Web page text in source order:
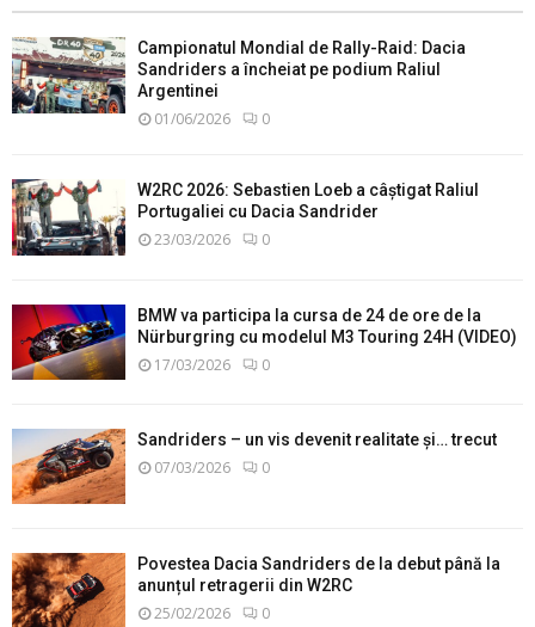
Campionatul Mondial de Rally-Raid: Dacia
Sandriders a încheiat pe podium Raliul
Argentinei
01/06/2026 0
W2RC 2026: Sebastien Loeb a câștigat Raliul
Portugaliei cu Dacia Sandrider
23/03/2026 0
BMW va participa la cursa de 24 de ore de la
Nürburgring cu modelul M3 Touring 24H (VIDEO)
17/03/2026 0
Sandriders – un vis devenit realitate și… trecut
07/03/2026 0
Povestea Dacia Sandriders de la debut până la
anunțul retragerii din W2RC
25/02/2026 0